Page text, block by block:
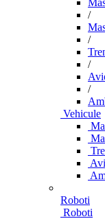
/
/
/
/
Vehicule
Roboti
Roboti